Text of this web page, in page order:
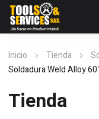
Inicio Tienda
Soldadura Weld Alloy
Tienda